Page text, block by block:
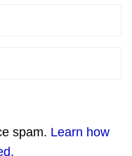
spam. Learn how